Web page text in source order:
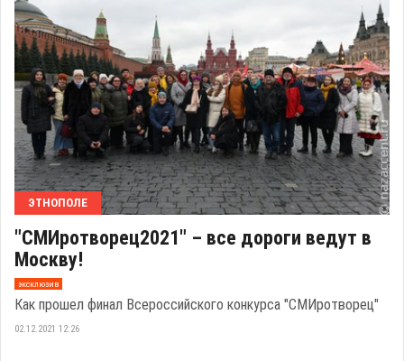
ЭТНОПОЛЕ
"СМИротворец2021" – все дороги ведут в
Москву!
эксклюзив
Как прошел финал Всероссийского конкурса "СМИротворец"
02.12.2021 12:26